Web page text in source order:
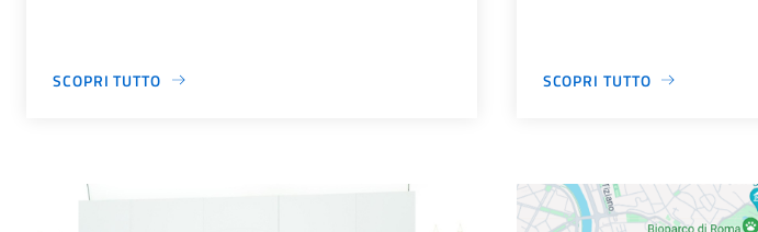
SCOPRI TUTTO SCOPRI TUTTO